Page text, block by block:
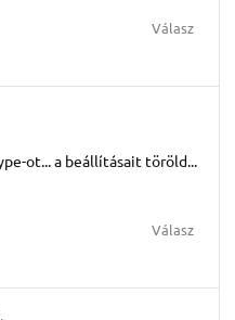
Válasz
ot... a beállításait töröld...
Válasz